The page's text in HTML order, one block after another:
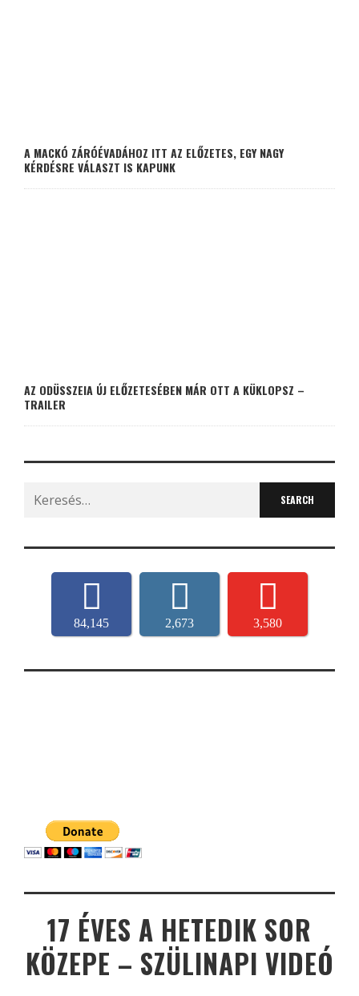
A MACKÓ ZÁRÓÉVADÁHOZ ITT AZ ELŐZETES, EGY NAGY
KÉRDÉSRE VÁLASZT IS KAPUNK
AZ ODÜSSZEIA ÚJ ELŐZETESÉBEN MÁR OTT A KÜKLOPSZ –
TRAILER
Search
for:
84,145 2,673 3,580
17 ÉVES A HETEDIK SOR
KÖZEPE – SZÜLINAPI VIDEÓ